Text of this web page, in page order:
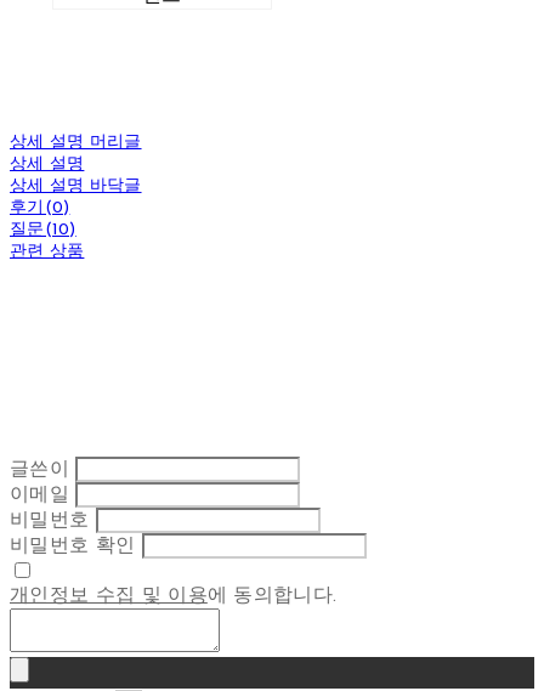
상세 설명 머리글
상세 설명
상세 설명 바닥글
후기(0)
질문(10)
관련 상품
글쓴이
이메일
비밀번호
비밀번호 확인
개인정보 수집 및 이용에 동의합니다.